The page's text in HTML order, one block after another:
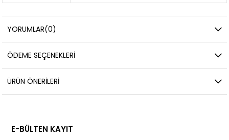
YORUMLAR(0)
ÖDEME SEÇENEKLERI
ÜRÜN ÖNERILERI
E-BÜLTEN KAYIT